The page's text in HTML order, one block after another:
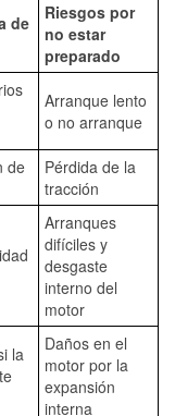
de
Riesgos por
no estar
preparado
Arranque lento
o no arranque
de
Pérdida de la
tracción
Arranques
difíciles y
desgaste
interno del
motor
la
Daños en el
motor por la
expansión
interna